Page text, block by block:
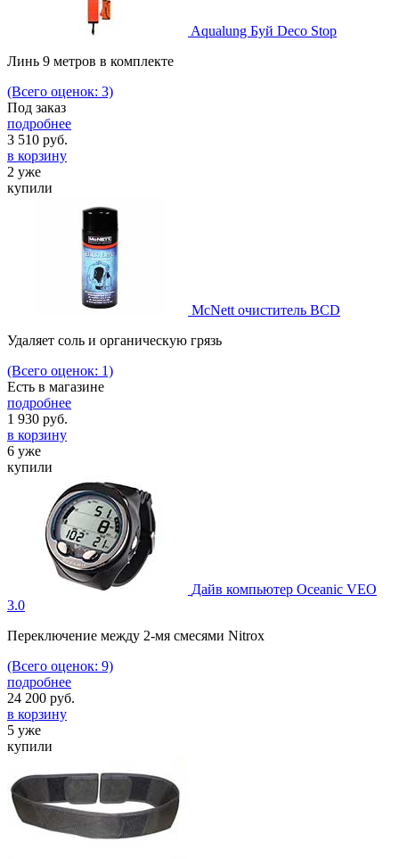
Aqualung Буй Deco Stop
Линь 9 метров в комплекте
(Всего оценок: 3)
Под заказ
подробнее
3 510 руб.
в корзину
2 уже
купили
McNett очиститель BCD
Удаляет соль и органическую грязь
(Всего оценок: 1)
Есть в магазине
подробнее
1 930 руб.
в корзину
6 уже
купили
Дайв компьютер Oceanic VEO
3.0
Переключение между 2-мя смесями Nitrox
(Всего оценок: 9)
подробнее
24 200 руб.
в корзину
5 уже
купили